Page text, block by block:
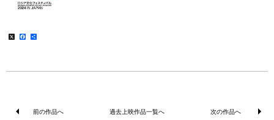
X Facebook
前の作品へ 過去上映作品一覧へ 次の作品へ